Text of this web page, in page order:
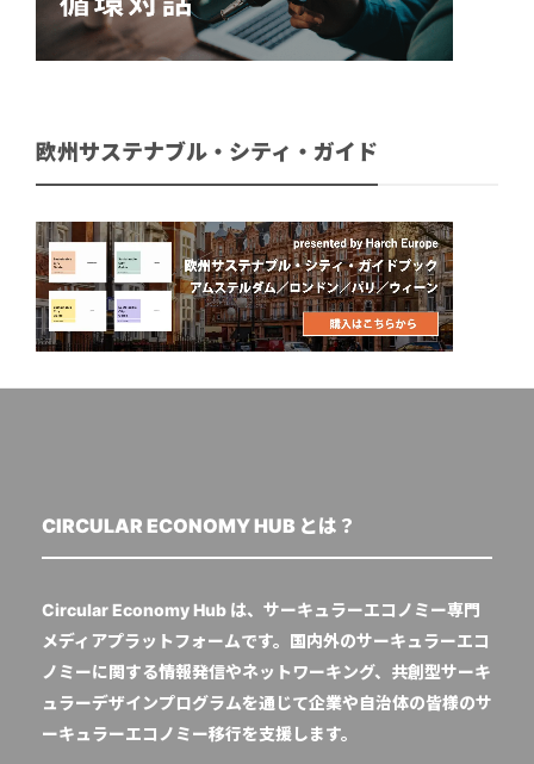
欧州サステナブル・シティ・ガイド
CIRCULAR ECONOMY HUB とは？
Circular Economy Hub は、サーキュラーエコノミー専門
メディアプラットフォームです。国内外のサーキュラーエコ
ノミーに関する情報発信やネットワーキング、共創型サーキ
ュラーデザインプログラムを通じて企業や自治体の皆様のサ
ーキュラーエコノミー移行を支援します。